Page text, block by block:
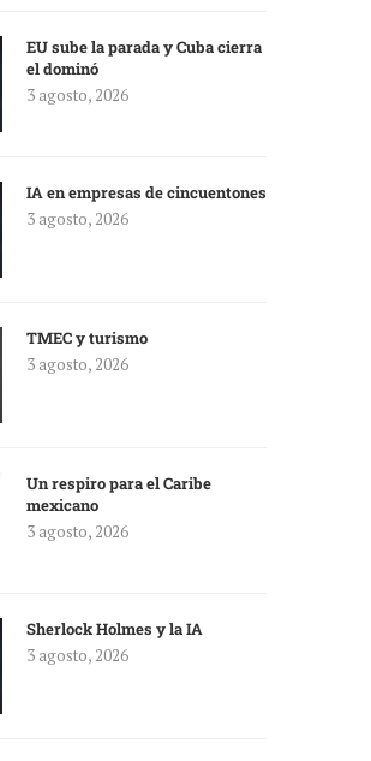
EU sube la parada y Cuba cierra
el dominó
3 agosto, 2026
IA en empresas de cincuentones
3 agosto, 2026
TMEC y turismo
3 agosto, 2026
Un respiro para el Caribe
mexicano
3 agosto, 2026
Sherlock Holmes y la IA
3 agosto, 2026